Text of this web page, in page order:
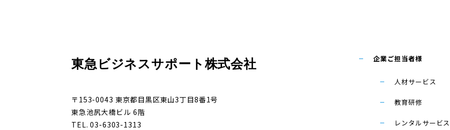
東急ビジネスサポート株式会社
〒153-0043 東京都目黒区東山3丁目8番1号
東急池尻大橋ビル 6階
TEL. 03-6303-1313
企業ご担当者様
人材サービス
教育研修
レンタルサービス